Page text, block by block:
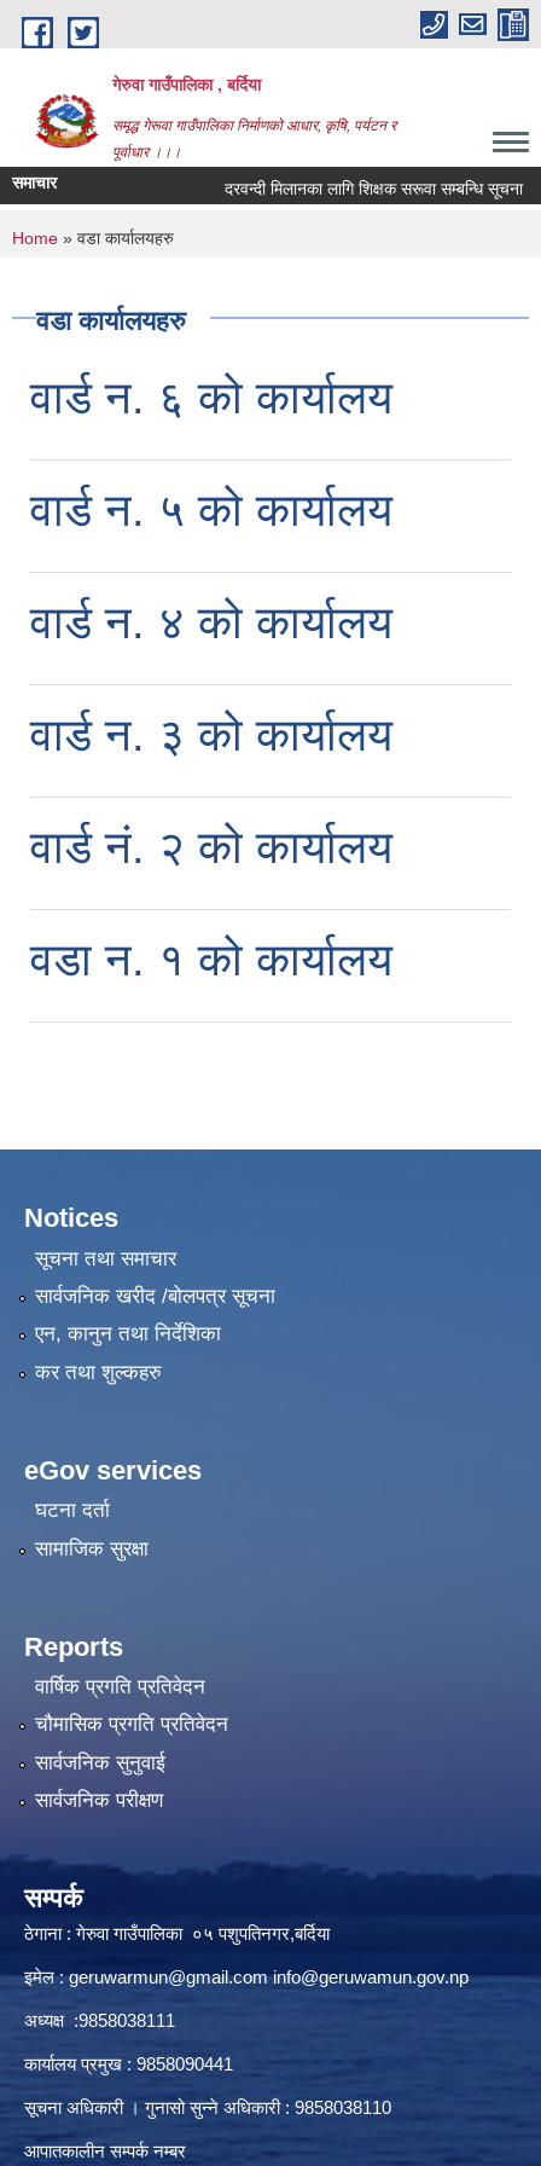
Skip to main content
गेरुवा गाउँपालिका , बर्दिया
समृद्ध गेरूवा गाउँपालिका निर्माणको आधार, कृषि, पर्यटन र
पूर्वाधार ।।।
समाचार दरवन्दी मिलानका लागि शिक्षक सरूवा सम्बन्धि सूचना
You are here
Home » वडा कार्यालयहरु
वडा कार्यालयहरु
वार्ड न. ६ को कार्यालय
वार्ड न. ५ को कार्यालय
वार्ड न. ४ को कार्यालय
वार्ड न. ३ को कार्यालय
वार्ड नं. २ को कार्यालय
वडा न. १ को कार्यालय
Notices
सूचना तथा समाचार
सार्वजनिक खरीद /बोलपत्र सूचना
एन, कानुन तथा निर्देशिका
कर तथा शुल्कहरु
eGov services
घटना दर्ता
सामाजिक सुरक्षा
Reports
वार्षिक प्रगति प्रतिवेदन
चौमासिक प्रगति प्रतिवेदन
सार्वजनिक सुनुवाई
सार्वजनिक परीक्षण
सम्पर्क
ठेगाना : गेरुवा गाउँपालिका ०५ पशुपतिनगर,बर्दिया
इमेल :geruwarmun@gmail.com info@geruwamun.gov.np
अध्यक्ष :9858038111
कार्यालय प्रमुख : 9858090441
सूचना अधिकारी । गुनासो सुन्ने अधिकारी : 9858038110
आपातकालीन सम्पर्क नम्बर